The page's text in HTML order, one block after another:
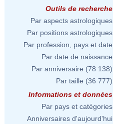
Outils de recherche
Par aspects astrologiques
Par positions astrologiques
Par profession, pays et date
Par date de naissance
Par anniversaire (78 138)
Par taille (36 777)
Informations et données
Par pays et catégories
Anniversaires d'aujourd'hui